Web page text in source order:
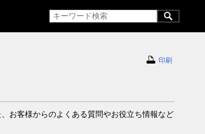
印刷
お客様からのよくある質問やお役立ち情報など